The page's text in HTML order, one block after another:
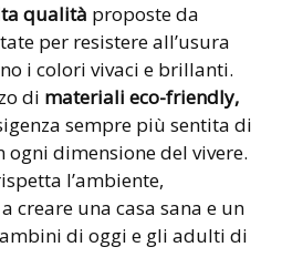
qualità proposte da
per resistere all’usura
i colori vivaci e brillanti.
di materiali eco-friendly,
sempre più sentita di
dimensione del vivere.
l’ambiente,
creare una casa sana e un
di oggi e gli adulti di